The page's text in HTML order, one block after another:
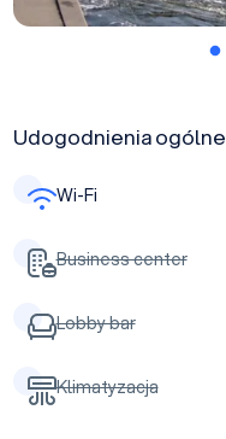
Udogodnienia ogólne
Wi-Fi
Business center
Lobby bar
Klimatyzacja